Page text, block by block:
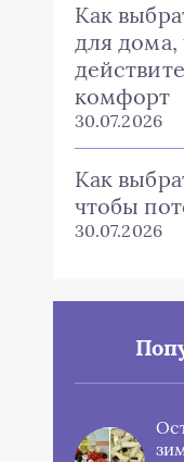
Как
для дома,
комфорт
30.07.2026
Как
чтобы
30.07.2026